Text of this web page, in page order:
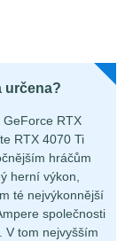
určena?
RTX
RTX 4070 Ti
hráčům
herní výkon,
té nejvýkonnější
společnosti
V tom nejvyšším